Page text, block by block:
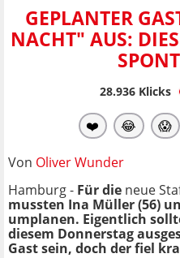
GEPLANTER
NACHT" AUS:
28.936Klicks
❤️ 😂 😱
Von Oliver Wunder
Hamburg - Für die neue
mussten Ina Müller (56)
umplanen. Eigentlich
diesem Donnerstag
Gast sein, doch der fiel